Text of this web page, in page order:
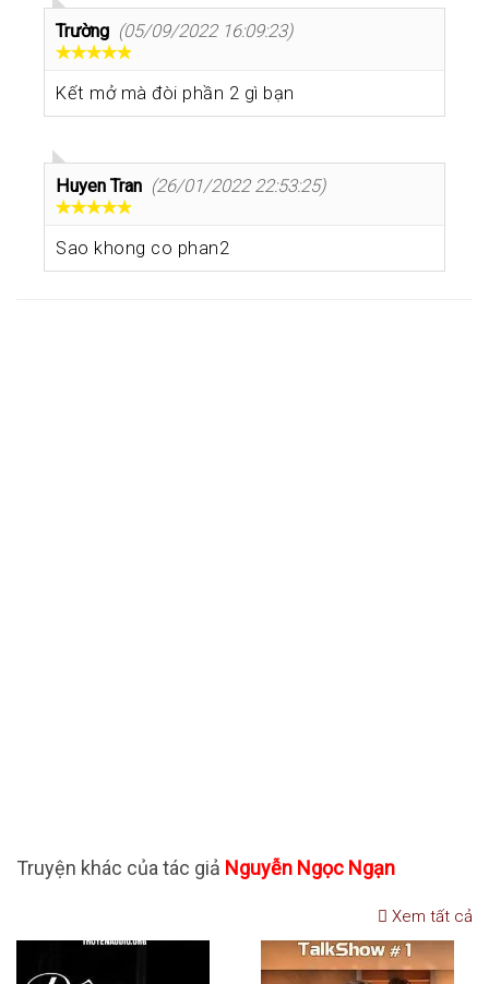
Trường (05/09/2022 16:09:23)
Kết mở mà đòi phần 2 gì bạn
Huyen Tran (26/01/2022 22:53:25)
Sao khong co phan2
Truyện khác của tác giả Nguyễn Ngọc Ngạn
Xem tất cả